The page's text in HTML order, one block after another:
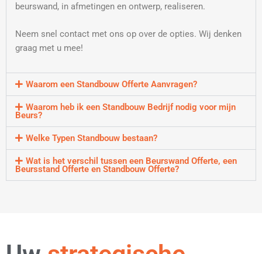
beurswand, in afmetingen en ontwerp, realiseren.
Neem snel contact met ons op over de opties. Wij denken
graag met u mee!
Waarom een Standbouw Offerte Aanvragen?
Waarom heb ik een Standbouw Bedrijf nodig voor mijn
Beurs?
Welke Typen Standbouw bestaan?
Wat is het verschil tussen een Beurswand Offerte, een
Beursstand Offerte en Standbouw Offerte?